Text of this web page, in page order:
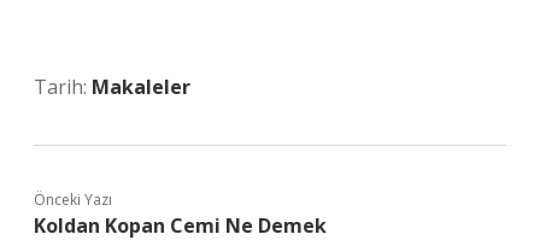
Tarih: Makaleler
Önceki Yazı
Koldan Kopan Cemi Ne Demek